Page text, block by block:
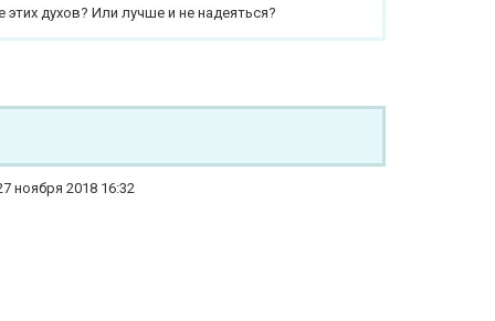
духов? Или лучше и не надеяться?
ноября 2018 16:32